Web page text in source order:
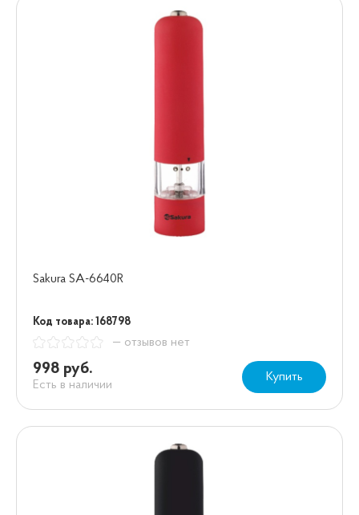
Sakura SA-6640R
Код товара: 168798
— отзывов нет
998 руб.
Есть в наличии
Купить